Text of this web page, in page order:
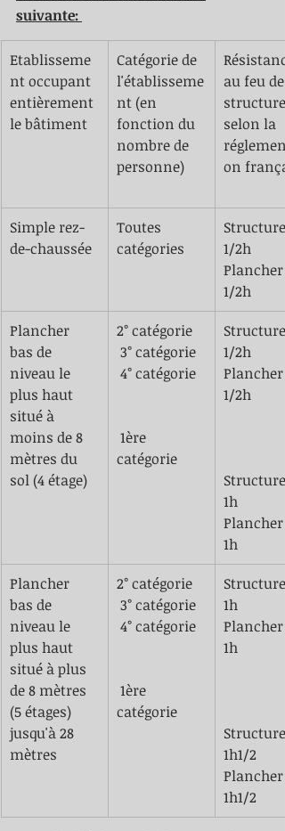
suivante:
Etablisseme
nt occupant
entièrement
le bâtiment
Catégorie de
l'établisseme
nt (en
fonction du
nombre de
personne)
au feu des
selon la
on
Simple rez-
de-chaussée
Toutes
catégories
Structure
1/2h
Plancher
1/2h
Plancher
bas de
niveau le
plus haut
situé à
moins de 8
mètres du
sol (4 étage)
2° catégorie
3° catégorie
4° catégorie
catégorie
Structure
1/2h
Plancher
1/2h
Structure
1h
Plancher
1h
Plancher
bas de
niveau le
plus haut
situé à plus
de 8 mètres
(5 étages)
jusqu'à 28
mètres
2° catégorie
3° catégorie
4° catégorie
catégorie
Structure
1h
Plancher
1h
Structure
1h1/2
Plancher
1h1/2